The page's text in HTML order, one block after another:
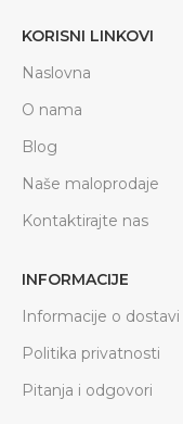
KORISNI LINKOVI
Naslovna
O nama
Blog
Naše maloprodaje
Kontaktirajte nas
INFORMACIJE
Informacije o dostavi
Politika privatnosti
Pitanja i odgovori